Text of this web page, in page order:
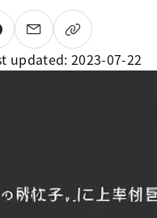
updated: 2023-07-22